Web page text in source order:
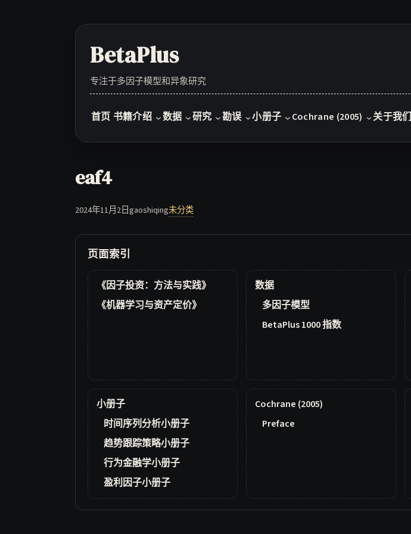
BetaPlus
专注于多因子模型和异象研究
首页 书籍介绍 数据 研究 勘误 小册子 Cochrane (2005) 关于我们
eaf4
2024年11月2日gaoshiqing未分类
页面索引
《因子投资：方法与实践》
《机器学习与资产定价》
数据
多因子模型
BetaPlus 1000 指数
小册子
时间序列分析小册子
趋势跟踪策略小册子
行为金融学小册子
盈利因子小册子
Cochrane (2005)
Preface